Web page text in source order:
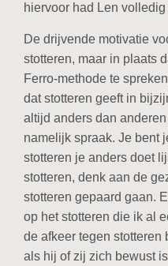
hiervoor had Len volledig
De drijvende motivatie
stotteren, maar in plaats
Ferro-methode te
dat stotteren geeft in
altijd anders dan
namelijk spraak. Je bent
stotteren je anders doet
stotteren, denk aan de
stotteren gepaard gaan.
op het stotteren die ik al
de afkeer tegen
als hij of zij zich bewust